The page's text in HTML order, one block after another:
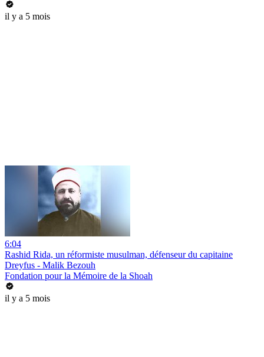
il y a 5 mois
6:04
Rashid Rida, un réformiste musulman, défenseur du capitaine
Dreyfus - Malik Bezouh
Fondation pour la Mémoire de la Shoah
il y a 5 mois